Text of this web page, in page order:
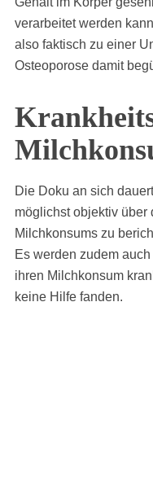
verarbeitet werden
also faktisch zu einer
Osteoporose damit
Die Doku an sich
möglichst objektiv über
Milchkonsums zu
Es werden zudem
ihren Milchkonsum
keine Hilfe fanden.